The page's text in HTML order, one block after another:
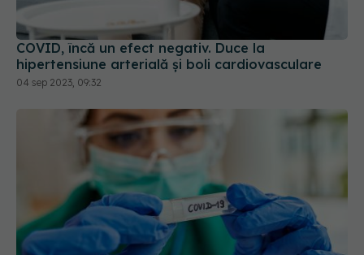
COVID, încă un efect negativ. Duce la
hipertensiune arterială și boli cardiovasculare
04 sep 2023, 09:32